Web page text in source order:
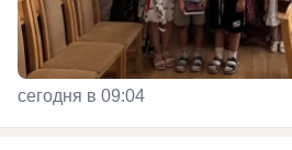
сегодня в 09:04